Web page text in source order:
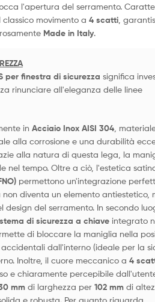
l'apertura del serramento.
movimento a 4 scatti,
Made in Italy.
per finestra di sicurezza significa
rinunciare all'eleganza delle linee
in Acciaio Inox AISI 304,
alla corrosione e una durabilità
alla natura di questa lega, la
nel tempo. Oltre a ciò, l'estetica
permettono un'integrazione
diventa un elemento antiestetico,
del serramento. In secondo
di sicurezza a chiaveintegrato
di bloccare la maniglia nella
dall'interno (ideale per la
Inoltre, il cuore meccanico a 4
e chiaramente percepibile
mmdi larghezza per 102 mmdi
e robusta. Per quanto riguarda